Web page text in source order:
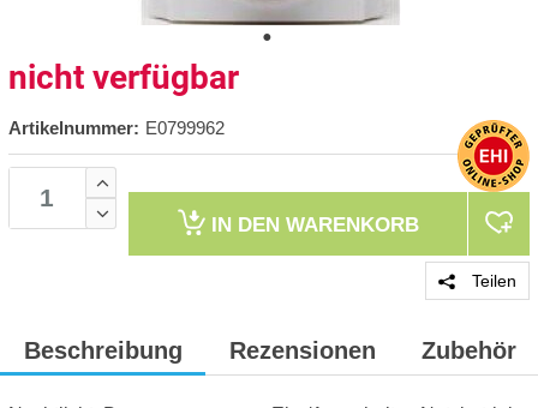
nicht verfügbar
Artikelnummer: E0799962
IN DEN WARENKORB
Teilen
Beschreibung Rezensionen Zubehör